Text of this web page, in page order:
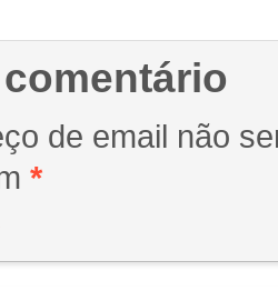
de email não
*